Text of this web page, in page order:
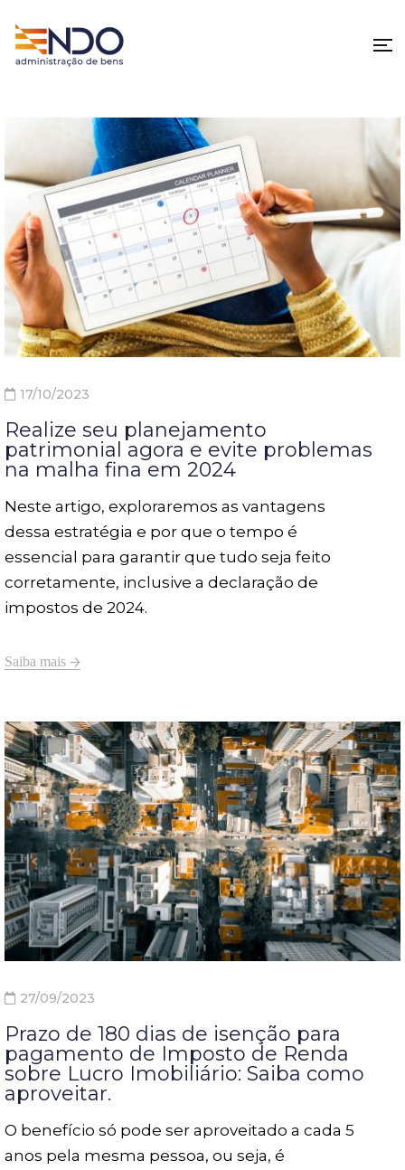
17/10/2023
Realize seu planejamento
patrimonial agora e evite problemas
na malha fina em 2024
Neste artigo, exploraremos as vantagens
dessa estratégia e por que o tempo é
essencial para garantir que tudo seja feito
corretamente, inclusive a declaração de
impostos de 2024.
Saiba mais
27/09/2023
Prazo de 180 dias de isenção para
pagamento de Imposto de Renda
sobre Lucro Imobiliário: Saiba como
aproveitar.
O benefício só pode ser aproveitado a cada 5
anos pela mesma pessoa, ou seja, é